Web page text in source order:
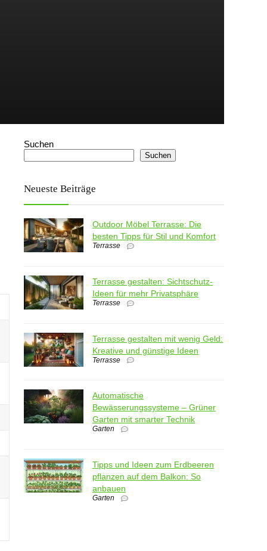
Suchen
Suchen
Neueste Beiträge
Outdoor Möbel Terrasse: Die
besten Tipps für Stil und Komfort
Terrasse
Terrasse gestalten: Sichtschutz-
Ideen für mehr Privatsphäre
Terrasse
Terrasse gestalten mit wenig Geld:
Kreative und günstige Ideen
Terrasse
Automatische
Bewässerungssysteme – Grüner
Garten mit smarter Technik
Garten
Tipps und Ideen zum Erdbeeren
pflanzen auf dem Balkon: So
anbauen
Garten